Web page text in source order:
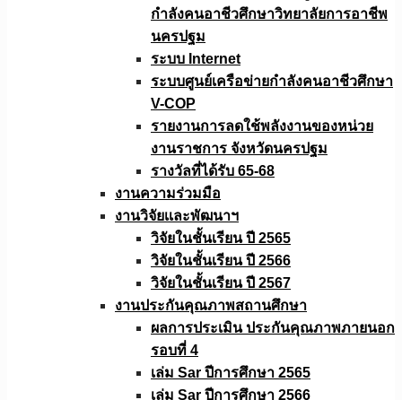
กำลังคนอาชีวศึกษาวิทยาลัยการอาชีพ
นครปฐม
ระบบ Internet
ระบบศูนย์เครือข่ายกำลังคนอาชีวศึกษา
V-COP
รายงานการลดใช้พลังงานของหน่วย
งานราชการ จังหวัดนครปฐม
รางวัลที่ได้รับ 65-68
งานความร่วมมือ
งานวิจัยเเละพัฒนาฯ
วิจัยในชั้นเรียน ปี 2565
วิจัยในชั้นเรียน ปี 2566
วิจัยในชั้นเรียน ปี 2567
งานประกันคุณภาพสถานศึกษา
ผลการประเมิน ประกันคุณภาพภายนอก
รอบที่ 4
เล่ม Sar ปีการศึกษา 2565
เล่ม Sar ปีการศึกษา 2566